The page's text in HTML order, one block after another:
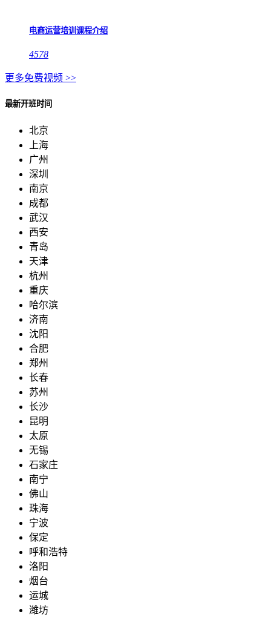
电商运营培训课程介绍
4578
更多免费视频 >>
最新开班时间
北京
上海
广州
深圳
南京
成都
武汉
西安
青岛
天津
杭州
重庆
哈尔滨
济南
沈阳
合肥
郑州
长春
苏州
长沙
昆明
太原
无锡
石家庄
南宁
佛山
珠海
宁波
保定
呼和浩特
洛阳
烟台
运城
潍坊